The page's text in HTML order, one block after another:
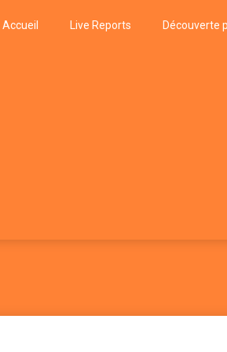
Accueil Live Reports Découverte